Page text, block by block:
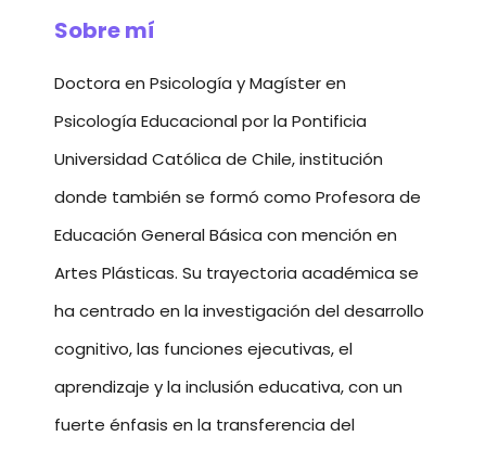
Sobre mí
Doctora en Psicología y Magíster en
Psicología Educacional por la Pontificia
Universidad Católica de Chile, institución
donde también se formó como Profesora de
Educación General Básica con mención en
Artes Plásticas. Su trayectoria académica se
ha centrado en la investigación del desarrollo
cognitivo, las funciones ejecutivas, el
aprendizaje y la inclusión educativa, con un
fuerte énfasis en la transferencia del